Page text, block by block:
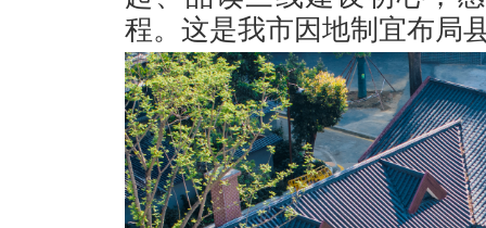
程。这是我市因地制宜布局